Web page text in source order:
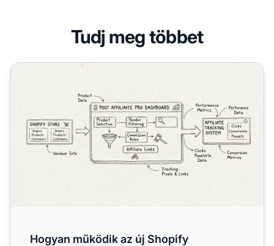
Tudj meg többet
Hogyan működik az új Shopify integráció?
Hogyan működik az új Shopify